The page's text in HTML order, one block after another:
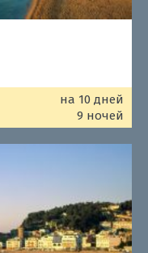
на 10 дней
9 ночей